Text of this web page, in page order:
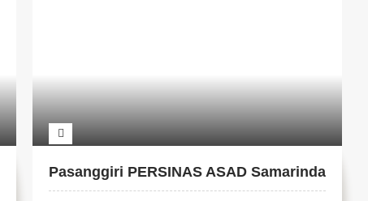
Pasanggiri PERSINAS ASAD Samarinda